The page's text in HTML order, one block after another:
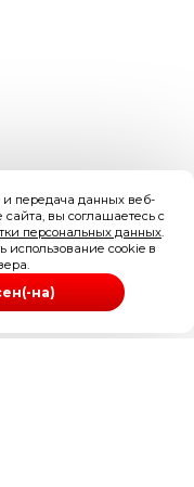
и передача данных веб-
вы соглашаетесь с
персональных данных.
использование cookie в
на)